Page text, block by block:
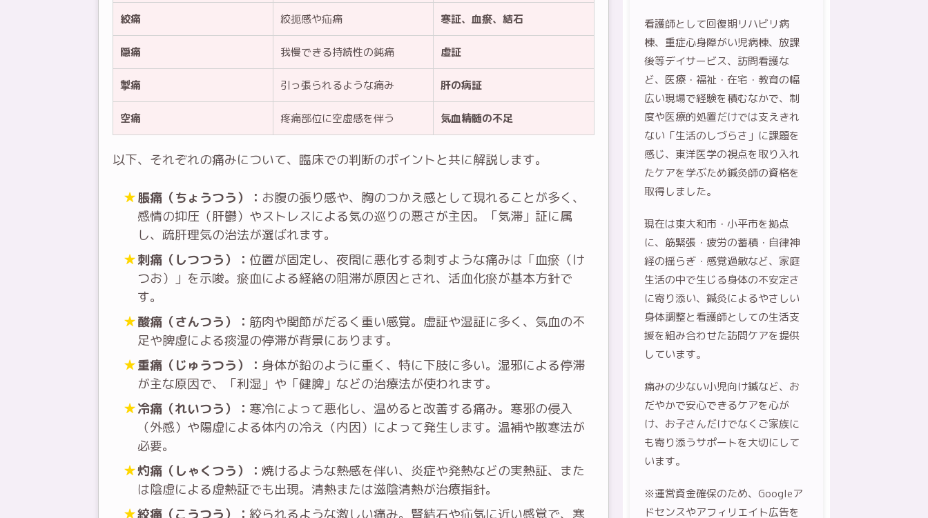
絞痛 絞扼感や疝痛 寒証、血瘀、結石
隠痛 我慢できる持続性の鈍痛 虚証
掣痛 引っ張られるような痛み 肝の病証
空痛 疼痛部位に空虚感を伴う 気血精髄の不足
以下、それぞれの痛みについて、臨床での判断のポイントと共に解説します。
脹痛（ちょうつう）： お腹の張り感や、胸のつかえ感として現れることが多く、
感情の抑圧（肝鬱）やストレスによる気の巡りの悪さが主因。「気滞」証に属
し、疏肝理気の治法が選ばれます。
刺痛（しつつう）： 位置が固定し、夜間に悪化する刺すような痛みは「血瘀（け
つお）」を示唆。瘀血による経絡の阻滞が原因とされ、活血化瘀が基本方針で
す。
酸痛（さんつう）： 筋肉や関節がだるく重い感覚。虚証や湿証に多く、気血の不
足や脾虚による痰湿の停滞が背景にあります。
重痛（じゅうつう）： 身体が鉛のように重く、特に下肢に多い。湿邪による停滞
が主な原因で、「利湿」や「健脾」などの治療法が使われます。
冷痛（れいつう）： 寒冷によって悪化し、温めると改善する痛み。寒邪の侵入
（外感）や陽虚による体内の冷え（内因）によって発生します。温補や散寒法が
必要。
灼痛（しゃくつう）： 焼けるような熱感を伴い、炎症や発熱などの実熱証、また
は陰虚による虚熱証でも出現。清熱または滋陰清熱が治療指針。
絞痛（こうつう）： 絞られるような激しい痛み。腎結石や疝気に近い感覚で、寒
看護師として回復期リハビリ病
棟、重症心身障がい児病棟、放課
後等デイサービス、訪問看護な
ど、医療・福祉・在宅・教育の幅
広い現場で経験を積むなかで、制
度や医療的処置だけでは支えきれ
ない「生活のしづらさ」に課題を
感じ、東洋医学の視点を取り入れ
たケアを学ぶため鍼灸師の資格を
取得しました。
現在は東大和市・小平市を拠点
に、筋緊張・疲労の蓄積・自律神
経の揺らぎ・感覚過敏など、家庭
生活の中で生じる身体の不安定さ
に寄り添い、鍼灸によるやさしい
身体調整と看護師としての生活支
援を組み合わせた訪問ケアを提供
しています。
痛みの少ない小児向け鍼など、お
だやかで安心できるケアを心が
け、お子さんだけでなくご家族に
も寄り添うサポートを大切にして
います。
※運営資金確保のため、Googleア
ドセンスやアフィリエイト広告を